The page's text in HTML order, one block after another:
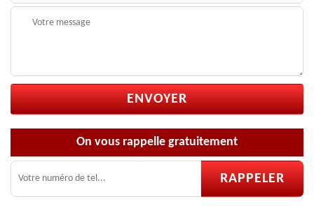
On vous rappelle gratuitement